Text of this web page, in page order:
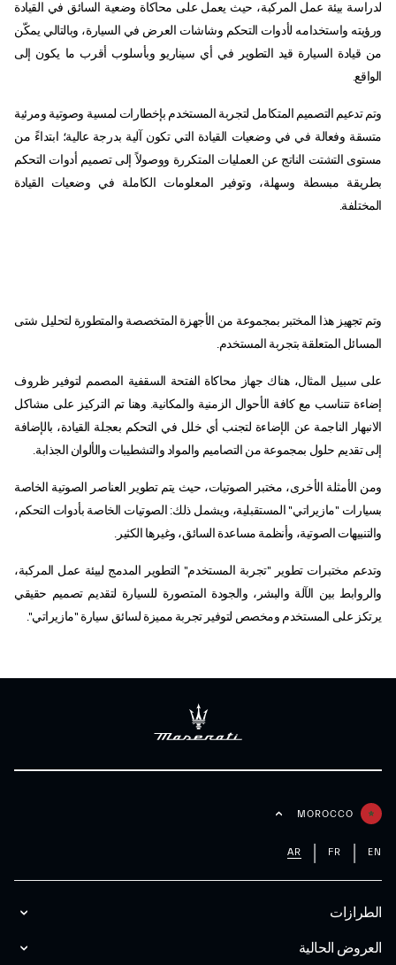
لدراسة بيئة عمل المركبة، حيث يعمل على محاكاة وضعية السائق في القيادة
ورؤيته واستخدامه لأدوات التحكم وشاشات العرض في السيارة، وبالتالي يمكّن
من قيادة السيارة قيد التطوير في أي سيناريو وبأسلوب أقرب ما يكون إلى
الواقع.
وتم تدعيم التصميم المتكامل لتجربة المستخدم بإخطارات لمسية وصوتية ومرئية
متسقة وفعالة في في وضعيات القيادة التي تكون آلية بدرجة عالية؛ ابتداءً من
مستوى التشتت الناتج عن العمليات المتكررة ووصولاً إلى تصميم أدوات التحكم
بطريقة مبسطة وسهلة، وتوفير المعلومات الكاملة في وضعيات القيادة
المختلفة.
وتم تجهيز هذا المختبر بمجموعة من الأجهزة المتخصصة والمتطورة لتحليل شتى
المسائل المتعلقة بتجربة المستخدم.
على سبيل المثال، هناك جهاز محاكاة الفتحة السقفية المصمم لتوفير ظروف
إضاءة تتناسب مع كافة الأحوال الزمنية والمكانية. وهنا تم التركيز على مشاكل
الانبهار الناجمة عن الإضاءة لتجنب أي خلل في التحكم بعجلة القيادة، بالإضافة
إلى تقديم حلول بمجموعة من التصاميم والمواد والتشطيبات والألوان الجذابة.
ومن الأمثلة الأخرى، مختبر الصوتيات، حيث يتم تطوير العناصر الصوتية الخاصة
بسيارات "مازيراتي" المستقبلية، ويشمل ذلك: الصوتيات الخاصة بأدوات التحكم،
والتنبيهات الصوتية، وأنظمة مساعدة السائق، وغيرها الكثير.
وتدعم مختبرات تطوير "تجربة المستخدم" التطوير المدمج لبيئة عمل المركبة،
والروابط بين الآلة والبشر، والجودة المتصورة للسيارة لتقديم تصميم حقيقي
يرتكز على المستخدم ومخصص لتوفير تجربة مميزة لسائق سيارة "مازيراتي".
الطرازات
العروض الحالية
MOROCCO
EN
FR
AR